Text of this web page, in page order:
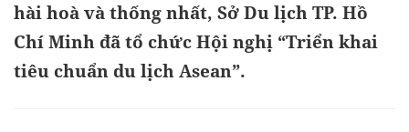
hài hoà và thống nhất, Sở Du lịch TP. Hồ
Chí Minh đã tổ chức Hội nghị “Triển khai
tiêu chuẩn du lịch Asean”.